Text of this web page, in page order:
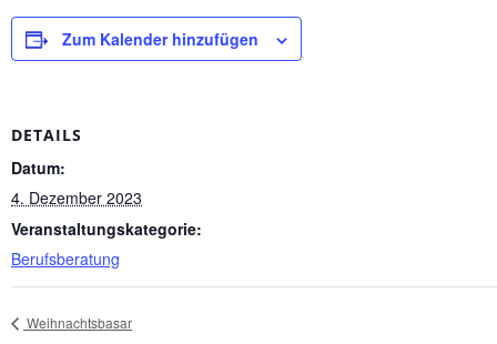
Zum Kalender hinzufügen
DETAILS
Datum:
4. Dezember 2023
Veranstaltungskategorie:
Berufsberatung
Weihnachtsbasar